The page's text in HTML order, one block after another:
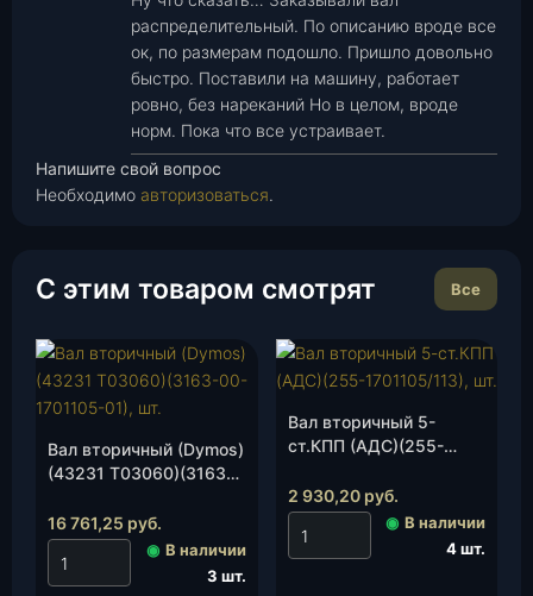
распределительный. По описанию вроде все
ок, по размерам подошло. Пришло довольно
быстро. Поставили на машину, работает
ровно, без нареканий Но в целом, вроде
норм. Пока что все устраивает.
Напишите свой вопрос
Необходимо авторизоваться.
С этим товаром смотрят Все
Вал вторичный (Dymos)
(43231 Т03060)(3163-
16 761,25 руб.
◉ В наличии
3 шт.
Вал вторичный 5-
ст.КПП (АДС)(255-
2 930,20 руб.
◉ В наличии
4 шт.